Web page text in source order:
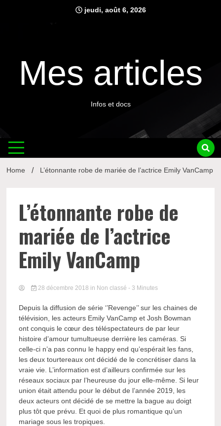
jeudi, août 6, 2026
Mes articles
Infos et docs
Home L’étonnante robe de mariée de l’actrice Emily VanCamp
L’étonnante robe de
mariée de l’actrice
Emily VanCamp
28 décembre 2018 in Non classé - 3 Minutes
Depuis la diffusion de série ‘’Revenge’’ sur les chaines de
télévision, les acteurs Emily VanCamp et Josh Bowman
ont conquis le cœur des téléspectateurs de par leur
histoire d’amour tumultueuse derrière les caméras. Si
celle-ci n’a pas connu le happy end qu’espérait les fans,
les deux tourtereaux ont décidé de le concrétiser dans la
vraie vie. L’information est d’ailleurs confirmée sur les
réseaux sociaux par l’heureuse du jour elle-même. Si leur
union était attendu pour le début de l’année 2019, les
deux acteurs ont décidé de se mettre la bague au doigt
plus tôt que prévu. Et quoi de plus romantique qu’un
mariage sous les tropiques.